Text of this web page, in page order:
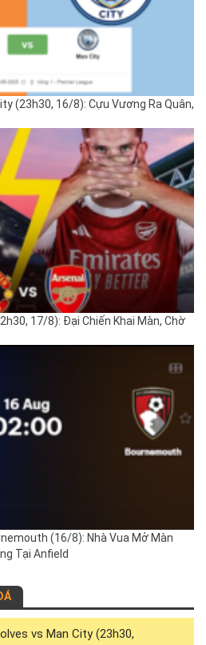
(23h30, 16/8): Cựu Vương Ra Quân,
17/8): Đại Chiến Khai Màn, Chờ
(16/8): Nhà Vua Mở Màn
Tại Anfield
vs Man City (23h30,